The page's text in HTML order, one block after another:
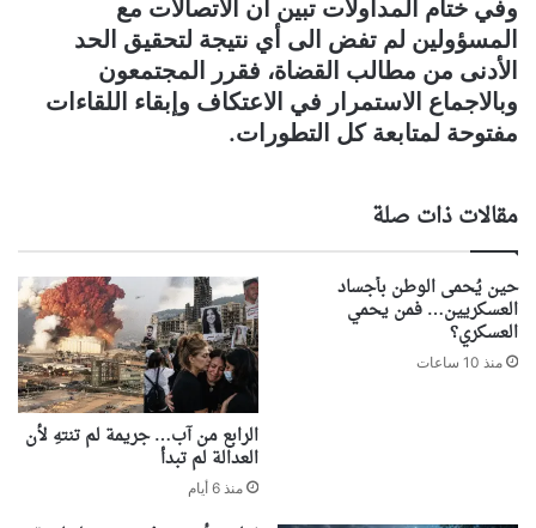
وفي ختام المداولات تبين أن الاتصالات مع
المسؤولين لم تفض الى أي نتيجة لتحقيق الحد
الأدنى من مطالب القضاة، فقرر المجتمعون
وبالاجماع الاستمرار في الاعتكاف وإبقاء اللقاءات
مفتوحة لمتابعة كل التطورات.
مقالات ذات صلة
حين يُحمى الوطن بأجساد
العسكريين… فمن يحمي
العسكري؟
منذ 10 ساعات
الرابع من آب… جريمة لم تنتهِ لأن
العدالة لم تبدأ
منذ 6 أيام